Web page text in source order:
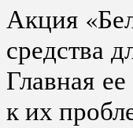
Акция
средства
Главная
к их